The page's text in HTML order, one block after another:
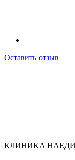
Оставить отзыв
КЛИНИКА